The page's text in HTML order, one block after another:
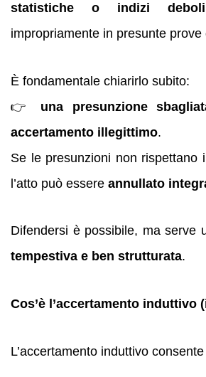
statistiche o indizi deboli
impropriamente in presunte prove
È fondamentale chiarirlo subito:
👉 una presunzione
accertamento illegittimo.
Se le presunzioni non rispettano
l’atto può essere annullato
Difendersi è possibile, ma serve
tempestiva e ben strutturata.
Cos’è l’accertamento induttivo
L’accertamento induttivo